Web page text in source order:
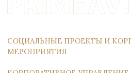
СОЦИАЛЬНЫЕ ПРОЕКТЫ И
МЕРОПРИЯТИЯ